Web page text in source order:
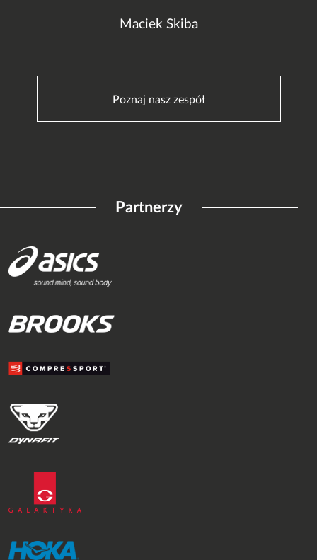
Maciek Skiba
Poznaj nasz zespół
Partnerzy